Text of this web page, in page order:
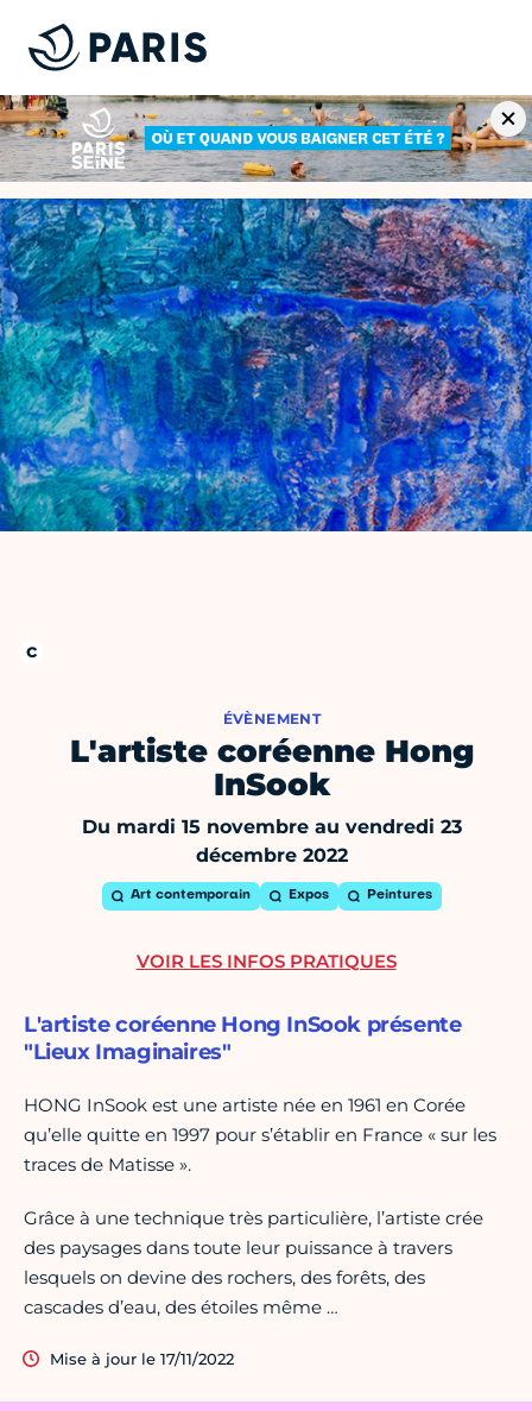
ÉVÈNEMENT
L'artiste coréenne Hong
InSook
Du mardi 15 novembre au vendredi 23
décembre 2022
Art contemporain Expos Peintures
L'artiste coréenne Hong InSook présente
"Lieux Imaginaires"
HONG InSook est une artiste née en 1961 en Corée
qu’elle quitte en 1997 pour s’établir en France « sur les
traces de Matisse ».
Grâce à une technique très particulière, l’artiste crée
des paysages dans toute leur puissance à travers
lesquels on devine des rochers, des forêts, des
cascades d’eau, des étoiles même …
Mise à jour le 17/11/2022
VOIR LES INFOS PRATIQUES